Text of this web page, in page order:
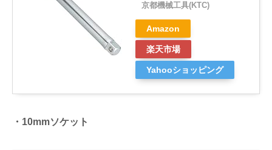
京都機械工具(KTC)
Amazon
楽天市場
Yahooショッピング
・10mmソケット